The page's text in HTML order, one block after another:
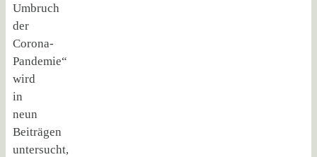
Umbruch
der
Corona-
Pandemie“
wird
in
neun
Beiträgen
untersucht,